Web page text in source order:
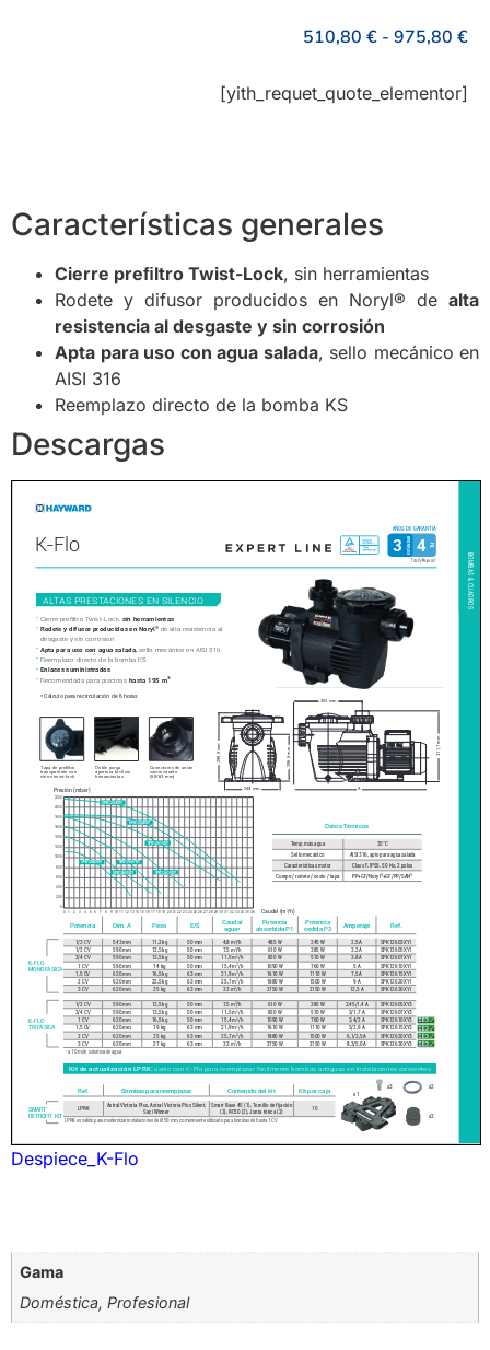
510,80 € - 975,80 €
[yith_requet_quote_elementor]
Características generales
Cierre preﬁltro Twist-Lock, sin herramientas
Rodete y difusor producidos en Noryl® de alta
resistencia al desgaste y sin corrosión
Apta para uso con agua salada, sello mecánico en
AISI 316
Reemplazo directo de la bomba KS
Descargas
Despiece_K-Flo
Gama
Doméstica, Profesional